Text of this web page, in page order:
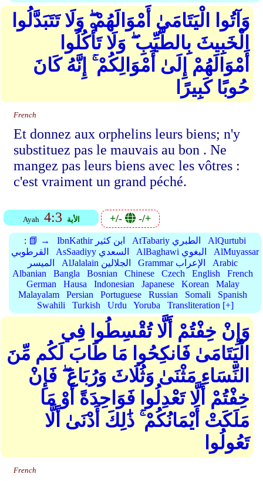
وَآتُوا الْيَتَامَىٰ أَمْوَالَهُمْ ۖ وَلَا تَتَبَدَّلُوا
الْخَبِيثَ بِالطَّيِّبِ ۖ وَلَا تَأْكُلُوا
أَمْوَالَهُمْ إِلَىٰ أَمْوَالِكُمْ ۚ إِنَّهُ كَانَ
حُوبًا كَبِيرًا
French
Et donnez aux orphelins leurs biens; n'y
substituez pas le mauvais au bon . Ne
mangez pas leurs biens avec les vôtres :
c'est vraiment un grand péché.
Ayah 4:3 الأية +/- -/+
: 📗 → IbnKathir ابن كثير AtTabariy الطبري
AlQurtubi
القرطوبي
AsSaadiyy السعدي AlBaghawi البغوي
AlMuyassar
الميسر
AlJalalain الجلالين Grammar الإعراب
Arabic
Albanian
Bangla Bosnian Chinese Czech English
French
German
Hausa Indonesian Japanese Korean
Malay
Malayalam
Persian Portuguese Russian Somali
Spanish
Swahili
Turkish Urdu Yoruba Transliteration [+]
وَإِنْ خِفْتُمْ أَلَّا تُقْسِطُوا فِي
الْيَتَامَىٰ فَانكِحُوا مَا طَابَ لَكُم مِّنَ
النِّسَاءِ مَثْنَىٰ وَثُلَاثَ وَرُبَاعَ ۖ فَإِنْ
خِفْتُمْ أَلَّا تَعْدِلُوا فَوَاحِدَةً أَوْ مَا
مَلَكَتْ أَيْمَانُكُمْ ۚ ذَٰلِكَ أَدْنَىٰ أَلَّا
تَعُولُوا
French